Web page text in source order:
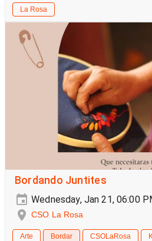
La Rosa
Bordando Juntites
Wednesday, Jan 21, 06:00
CSO La Rosa
Arte Bordar CSOLaRosa